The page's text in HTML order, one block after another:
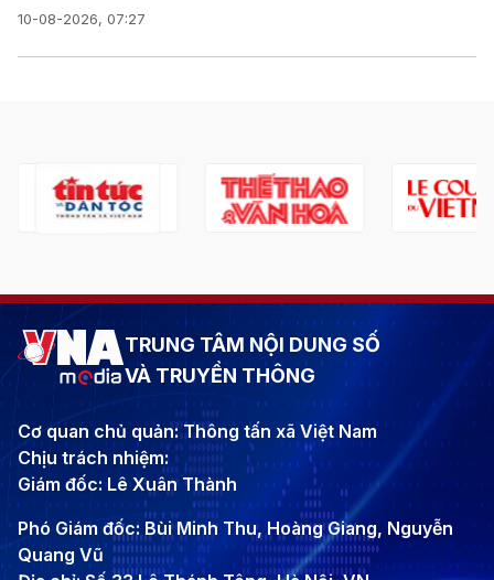
10-08-2026, 07:27
TRUNG TÂM NỘI DUNG SỐ
VÀ TRUYỀN THÔNG
Cơ quan chủ quản: Thông tấn xã Việt Nam
Chịu trách nhiệm:
Giám đốc: Lê Xuân Thành
Phó Giám đốc: Bùi Minh Thu, Hoàng Giang, Nguyễn
Quang Vũ